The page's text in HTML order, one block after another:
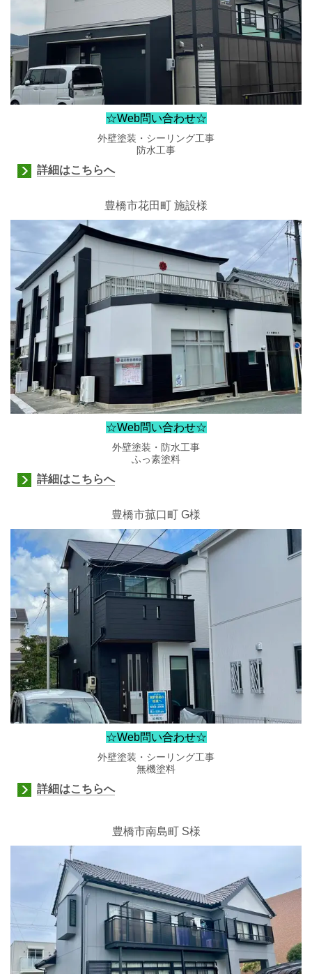
☆Web問い合わせ☆
外壁塗装・シーリング工事
防水工事
詳細はこちらへ
豊橋市花田町 施設様
☆Web問い合わせ☆
外壁塗装・防水工事
ふっ素塗料
詳細はこちらへ
豊橋市菰口町 G様
☆Web問い合わせ☆
外壁塗装・シーリング工事
無機塗料
詳細はこちらへ
豊橋市南島町S様